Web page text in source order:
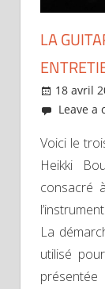
LA
18 avril
Leave a
Voici le
Heikki
consacré
La
utilisé